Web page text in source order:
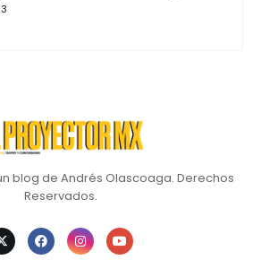
blog de Andrés Olascoaga. Derechos
Reservados.